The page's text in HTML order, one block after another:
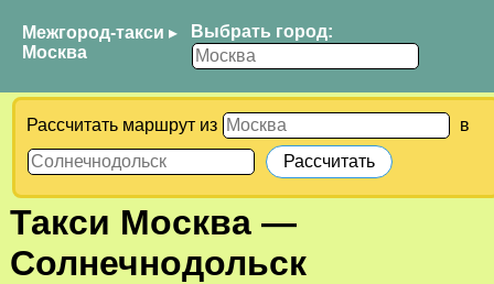
Межгород-такси ▸
Москва
Выбрать город:
Рассчитать маршрут из в
Такси Москва—
Солнечнодольск